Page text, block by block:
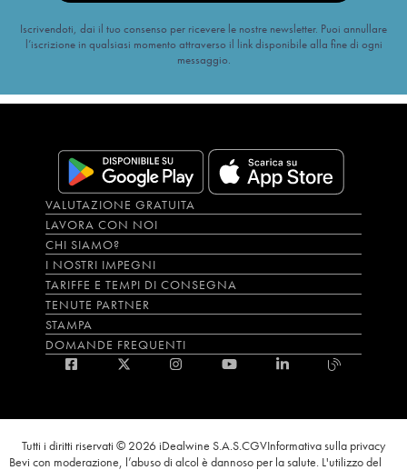
Iscrivendoti, dai il tuo consenso per ricevere le nostre newsletter. Puoi annullare
l’iscrizione in qualsiasi momento attraverso il link disponibile alla fine di ogni
messaggio.
VALUTAZIONE GRATUITA
LAVORA CON NOI
CHI SIAMO?
I NOSTRI IMPEGNI
TARIFFE E TEMPI DI CONSEGNA
TENUTE PARTNER
STAMPA
DOMANDE FREQUENTI
Tutti i diritti riservati © 2026 iDealwine S.A.S.CGVInformativa sulla privacy
Bevi con moderazione, l’abuso di alcol è dannoso per la salute. L'utilizzo del